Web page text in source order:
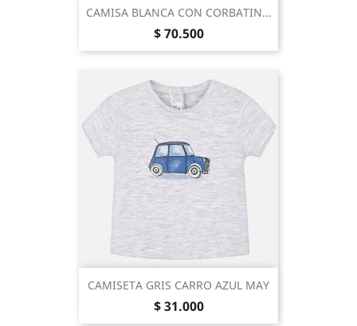
CAMISA BLANCA CON CORBATIN...
Precio
$ 70.500
CAMISETA GRIS CARRO AZUL MAY
Precio
$ 31.000